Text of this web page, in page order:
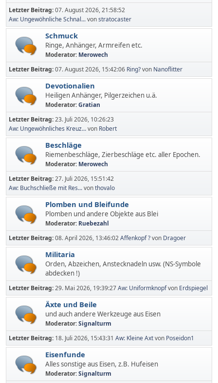
Letzter Beitrag:07. August 2026, 21:58:52
Aw: Ungewöhnliche Schnal...vonstratocaster
Schmuck
Ringe, Anhänger, Armreifen etc.
Moderator: Merowech
Letzter Beitrag:07. August 2026, 15:42:06 Ring?von Nanoflitter
Devotionalien
Heiligen Anhänger, Pilgerzeichen u.ä.
Moderator:Gratian
Letzter Beitrag:23. Juli 2026, 10:26:23
Aw: Ungewöhnliches Kreuz...von Robert
Beschläge
Riemenbeschläge, Zierbeschläge etc. aller Epochen.
Moderator: Merowech
Letzter Beitrag:27. Juli 2026, 15:51:42
Aw: Buchschließe mit Res...vonthovalo
Plomben und Bleifunde
Plomben und andere Objekte aus Blei
Moderator: Ruebezahl
Letzter Beitrag:08. April 2026, 13:46:02Affenkopf ?von Dragoer
Militaria
Orden, Abzeichen, Anstecknadeln usw. (NS-Symbole
abdecken !)
Letzter Beitrag:29. Mai 2026, 19:39:27Aw: Uniformknopfvon Erdspiegel
Äxte und Beile
und auch andere Werkzeuge aus Eisen
Moderator:Signalturm
Letzter Beitrag: 18. Juli 2026, 15:43:31 Aw: Kleine Axtvon Poseidon1
Eisenfunde
Alles sonstige aus Eisen, z.B. Hufeisen
Moderator:Signalturm